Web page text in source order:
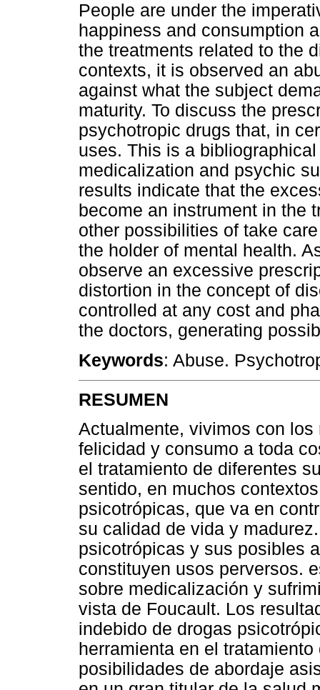
People are under the
happiness and consumption
the treatments related to the
contexts, it is observed an
against what the subject
maturity. To discuss the
psychotropic drugs that, in
uses. This is a
medicalization and psychic
results indicate that the
become an instrument in the
other possibilities of take
the holder of mental health.
observe an excessive
distortion in the concept of
controlled at any cost and
the doctors, generating
Keywords: Abuse.
RESUMEN
Actualmente, vivimos con
felicidad y consumo a toda
el tratamiento de diferentes
sentido, en muchos
psicotrópicas, que va en
su calidad de vida y
psicotrópicas y sus posibles
constituyen usos perversos.
sobre medicalización y
vista de Foucault. Los
indebido de drogas
herramienta en el
posibilidades de abordaje